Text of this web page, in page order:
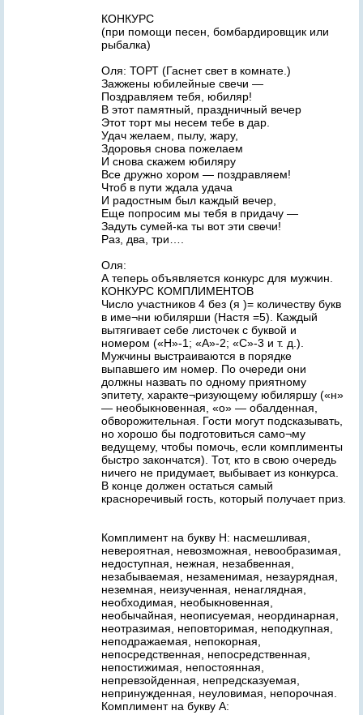
КОНКУРС
(при помощи песен, бомбардировщик или
рыбалка)
Оля: ТОРТ (Гаснет свет в комнате.)
Зажжены юбилейные свечи —
Поздравляем тебя, юбиляр!
В этот памятный, праздничный вечер
Этот торт мы несем тебе в дар.
Удач желаем, пылу, жару,
Здоровья снова пожелаем
И снова скажем юбиляру
Все дружно хором — поздравляем!
Чтоб в пути ждала удача
И радостным был каждый вечер,
Еще попросим мы тебя в придачу —
Задуть сумей-ка ты вот эти свечи!
Раз, два, три….
Оля:
А теперь объявляется конкурс для мужчин.
КОНКУРС КОМПЛИМЕНТОВ
Число участников 4 без (я )= количеству букв
в име¬ни юбилярши (Настя =5). Каждый
вытягивает себе листочек с буквой и
номером («Н»-1; «А»-2; «С»-3 и т. д.).
Мужчины выстраиваются в порядке
выпавшего им номер. По очереди они
должны назвать по одному приятному
эпитету, характе¬ризующему юбиляршу («н»
— необыкновенная, «о» — обалденная,
обворожительная. Гости могут подсказывать,
но хорошо бы подготовиться само¬му
ведущему, чтобы помочь, если комплименты
быстро закончатся). Тот, кто в свою очередь
ничего не придумает, выбывает из конкурса.
В конце должен остаться самый
красноречивый гость, который получает приз.
Комплимент на букву Н: насмешливая,
невероятная, невозможная, невообразимая,
недоступная, нежная, незабвенная,
незабываемая, незаменимая, незаурядная,
неземная, неизученная, ненаглядная,
необходимая, необыкновенная,
необычайная, неописуемая, неординарная,
неотразимая, неповторимая, неподкупная,
неподражаемая, непокорная,
непосредственная, непосредственная,
непостижимая, непостоянная,
непревзойденная, непредсказуемая,
непринужденная, неуловимая, непорочная.
Комплимент на букву А: